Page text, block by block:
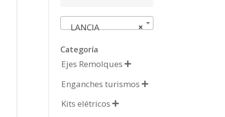
×
LANCIA
Categoría
Ejes Remolques 
Enganches turismos 
Kits elétricos 